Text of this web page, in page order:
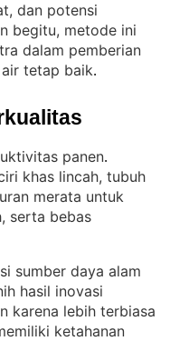
dan potensi
begitu, metode ini
dalam pemberian
tetap baik.
panen
khas lincah, tubuh
merata untuk
serta bebas
sumber daya alam
hasil inovasi
karena lebih terbiasa
ketahanan